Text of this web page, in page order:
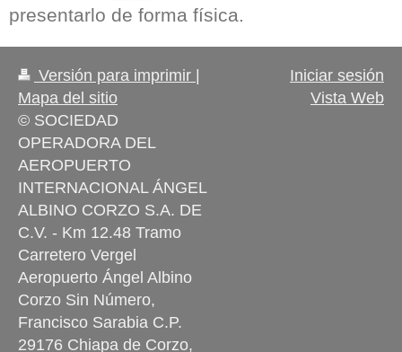
presentarlo de forma física.
Versión para imprimir
Mapa del sitio
© SOCIEDAD
OPERADORA DEL
AEROPUERTO
INTERNACIONAL ÁNGEL
ALBINO CORZO S.A. DE
C.V. - Km 12.48 Tramo
Carretero Vergel
Aeropuerto Ángel Albino
Corzo Sin Número,
Francisco Sarabia C.P.
29176 Chiapa de Corzo,
Iniciar sesión
Vista Web